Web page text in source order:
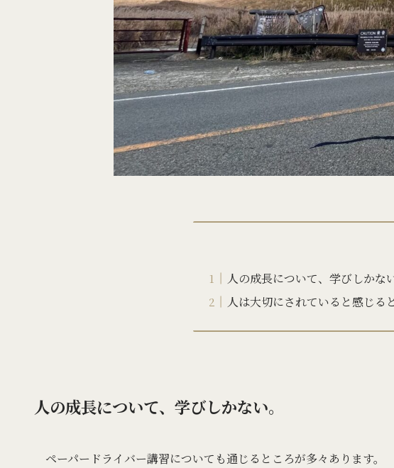
人の成長について、学びしかない
人は大切にされていると感じる
人の成長について、学びしかない。
ペーパードライバー講習についても通じるところが多々あります。